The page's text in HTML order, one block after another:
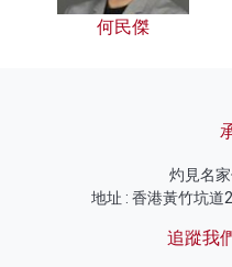
何民傑
灼見名
地址 : 香港黃竹坑
追蹤我